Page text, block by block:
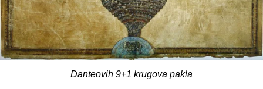
Danteovih 9+1 krugova pakla